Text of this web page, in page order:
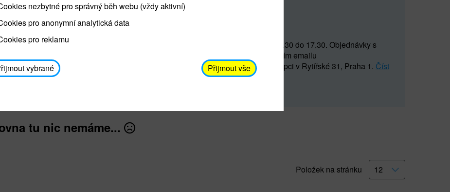
Prodej blahopřání a dárků UNICEF
Prodejna UNICEF bude otevřena každý čtvrtek o 11 do 15 a od 15.30 do 17.30. Objednávky s
osobním odběrem je možné vyzvednout po domluvě (prostřednictvím emailu
avodickova@unicef.cz nebo telefonním čísle 606 655 547) na recepci v Rytířské 31, Praha 1. Číst
dále
tu nic nemáme...
Položek na stránku
nezbytné pro správný běh webu (vždy aktivní)
pro anonymní analytická data
pro reklamu
vybrané Přijmout vše